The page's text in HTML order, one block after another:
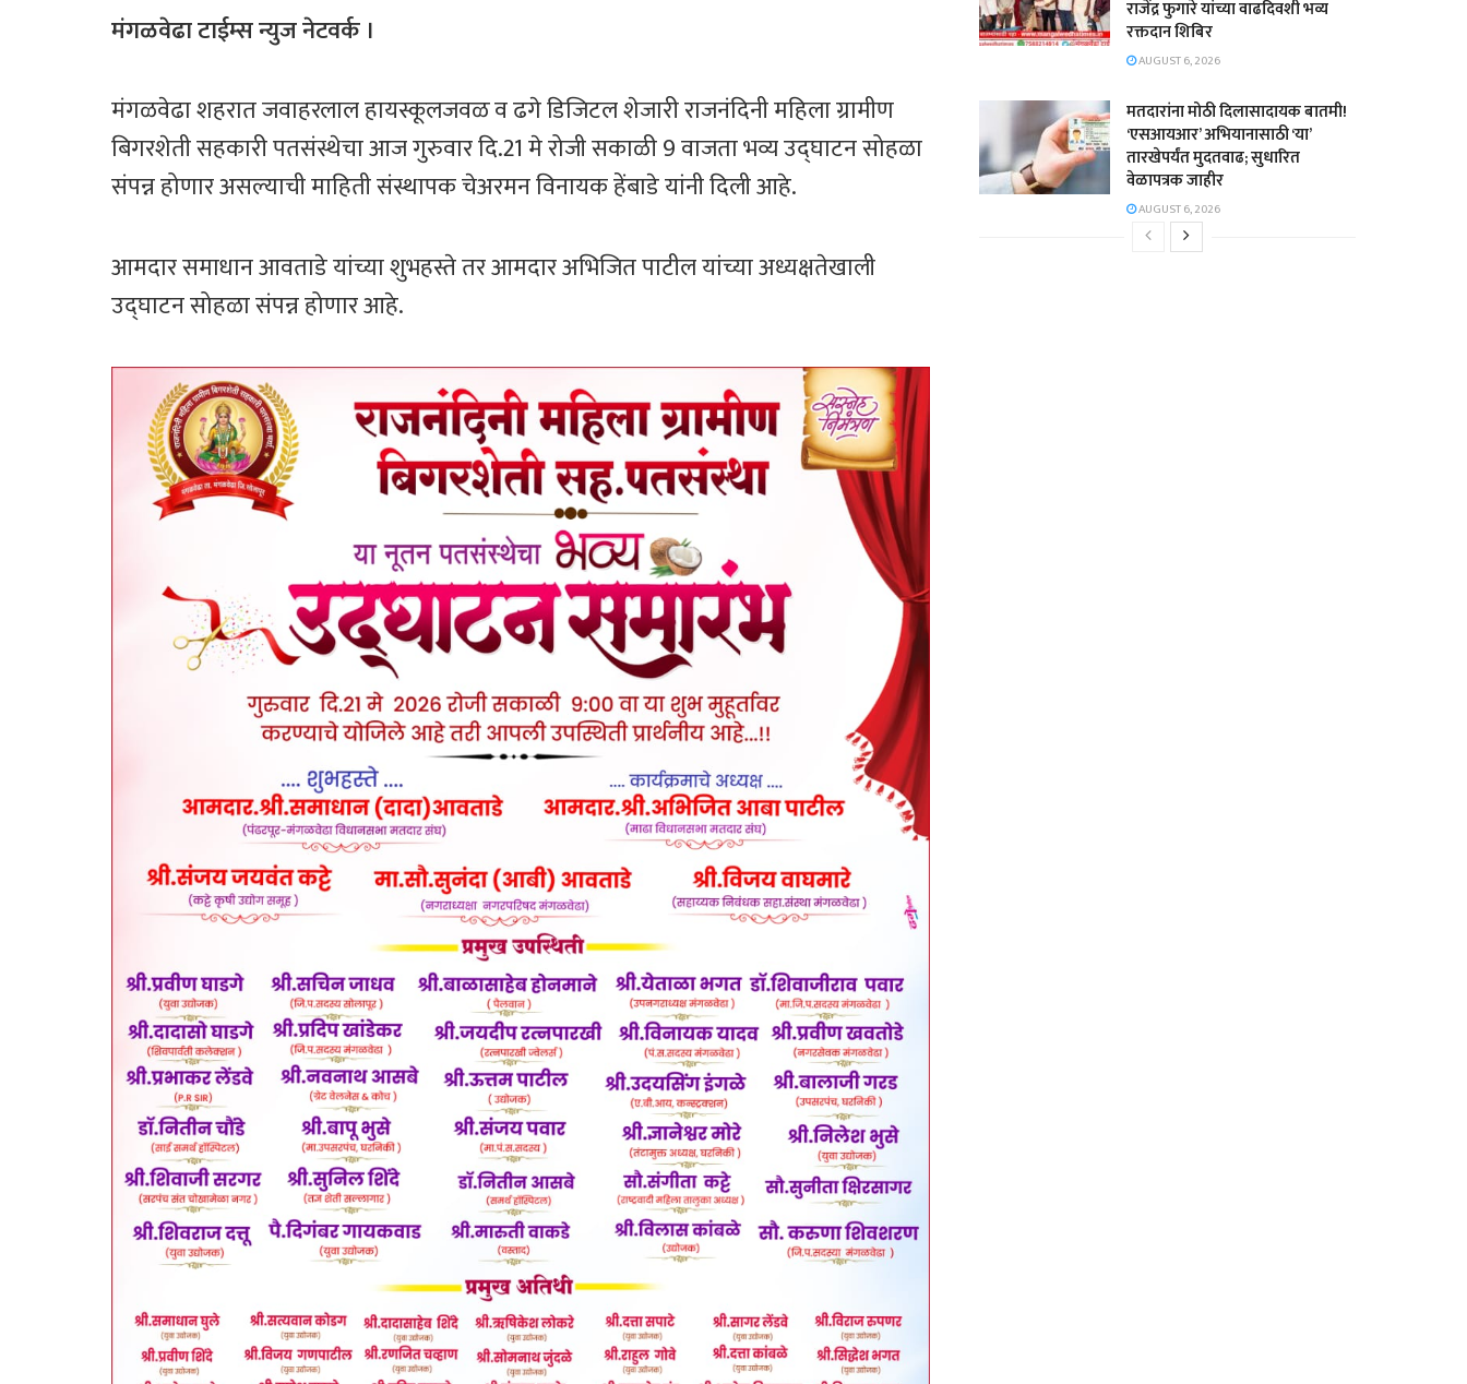
b
ok
tt at
p
p
e
मंगळवेढा टाईम्स न्युज नेटवर्क ।
मंगळवेढा शहरात जवाहरलाल हायस्कूलजवळ व ढगे डिजिटल शेजारी राजनंदिनी महिला ग्रामीण
बिगरशेती सहकारी पतसंस्थेचा आज गुरुवार दि.21 मे रोजी सकाळी 9 वाजता भव्य उद्घाटन सोहळा
संपन्न होणार असल्याची माहिती संस्थापक चेअरमन विनायक हेंबाडे यांनी दिली आहे.
आमदार समाधान आवताडे यांच्या शुभहस्ते तर आमदार अभिजित पाटील यांच्या अध्यक्षतेखाली
उद्घाटन सोहळा संपन्न होणार आहे.
राजेंद्र फुगारे यांच्या वाढदिवशी भव्य
रक्तदान शिबिर
AUGUST 6, 2026
मतदारांना मोठी दिलासादायक बातमी!
‘एसआयआर’ अभियानासाठी ‘या’
तारखेपर्यंत मुदतवाढ; सुधारित
वेळापत्रक जाहीर
AUGUST 6, 2026